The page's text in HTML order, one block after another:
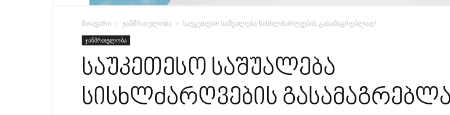
მთავარი ჯანმრთელობა საუკეთესო საშუალება სისხლძარღვების გასამაგრებლად!
ჯანმრთელობა
საუკეთესო საშუალება
სისხლძარღვების